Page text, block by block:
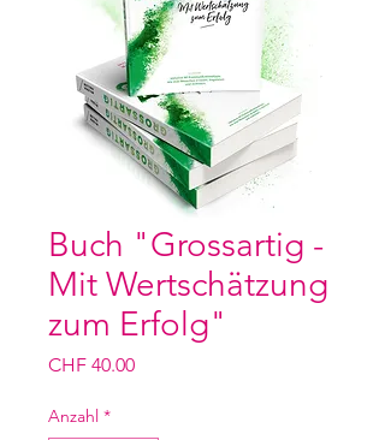
Buch "Grossartig -
Mit Wertschätzung
zum Erfolg"
CHF 40.00Preis
Anzahl *